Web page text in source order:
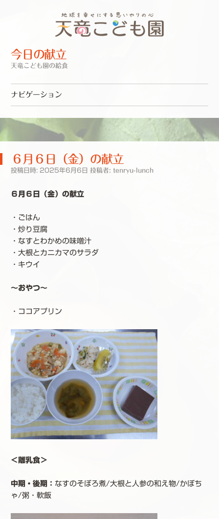
今日の献立
天竜こども園の給食
ナビゲーション
６月６日（金）の献立
投稿日時: 2025年6月6日 投稿者: tenryu-lunch
６月６日（金）の献立
・ごはん
・炒り豆腐
・なすとわかめの味噌汁
・大根とカニカマのサラダ
・キウイ
～おやつ～
・ココアプリン
＜離乳食＞
中期・後期： なすのそぼろ煮/大根と人参の和え物/かぼち
ゃ/粥・軟飯